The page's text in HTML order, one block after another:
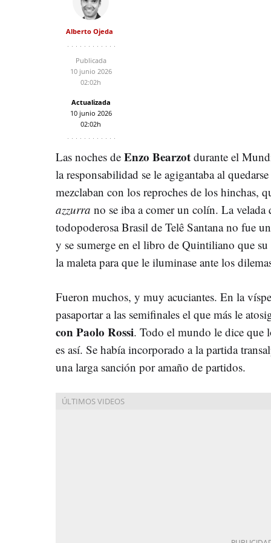
Alberto Ojeda
Publicada
10 junio 2026
02:02h
Actualizada
10 junio 2026
02:02h
Las noches de Enzo Bearzot durante el
la responsabilidad se le agigantaba al
mezclaban con los reproches de los hinchas,
azzurra no se iba a comer un colín. La
todopoderosa Brasil de Telê Santana no fue
y se sumerge en el libro de Quintiliano que
la maleta para que le iluminase ante los
Fueron muchos, y muy acuciantes. En la
pasaportar a las semifinales el que más le
con Paolo Rossi. Todo el mundo le dice que
es así. Se había incorporado a la partida
una larga sanción por amaño de partidos.